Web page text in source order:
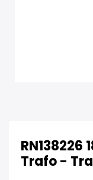
RN138226
Trafo -